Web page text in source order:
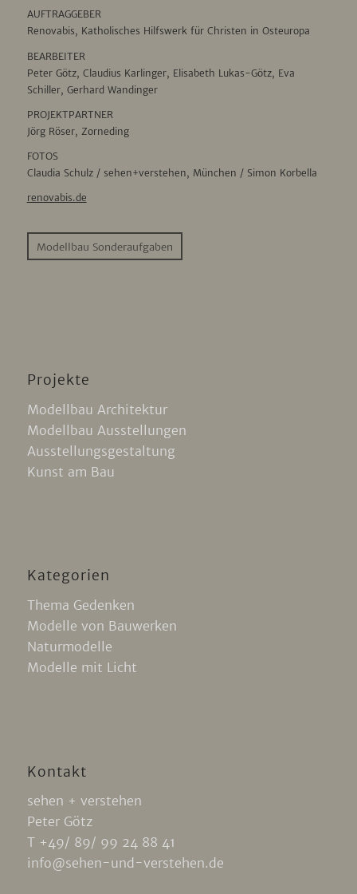
AUFTRAGGEBER
Renovabis, Katholisches Hilfswerk für Christen in Osteuropa
BEARBEITER
Peter Götz, Claudius Karlinger, Elisabeth Lukas-Götz, Eva
Schiller, Gerhard Wandinger
PROJEKTPARTNER
Jörg Röser, Zorneding
FOTOS
Claudia Schulz / sehen+verstehen, München / Simon Korbella
renovabis.de
Modellbau Sonderaufgaben
Projekte
Modellbau Architektur
Modellbau Ausstellungen
Ausstellungsgestaltung
Kunst am Bau
Kategorien
Thema Gedenken
Modelle von Bauwerken
Naturmodelle
Modelle mit Licht
Kontakt
sehen + verstehen
Peter Götz
T +49/ 89/ 99 24 88 41
info@sehen-und-verstehen.de